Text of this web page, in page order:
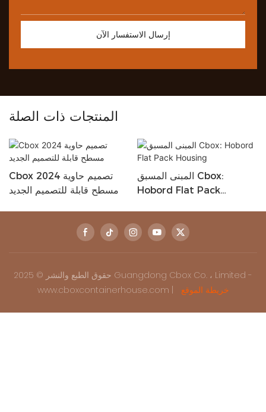
إرسال الاستفسار الآن
المنتجات ذات الصلة
Cbox 2024 تصميم حاوية
مسطح قابلة للتصميم الجديد
المبنى المسبق Cbox:
Hobord Flat Pack
حقوق الطبع والنشر © 2025 Guangdong Cbox Co. ، Limited -
www.cboxcontainerhouse.com |
خريطة الموقع